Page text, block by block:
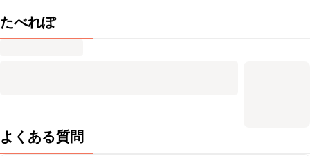
たべれぽ
よくある質問